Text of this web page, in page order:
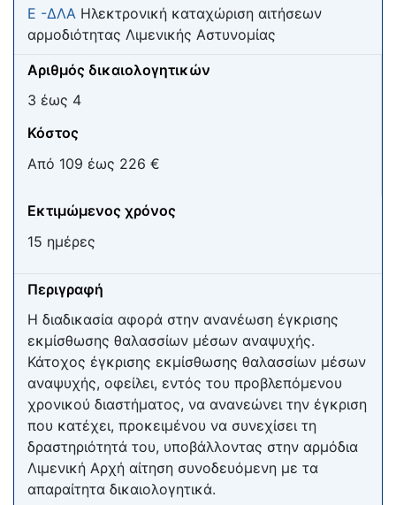
Ε -ΔΛΑ Ηλεκτρονική καταχώριση αιτήσεων
αρμοδιότητας Λιμενικής Αστυνομίας
Αριθμός δικαιολογητικών
3 έως 4
Κόστος
Από 109 έως 226 €
Εκτιμώμενος χρόνος
15 ημέρες
Περιγραφή
Η διαδικασία αφορά στην ανανέωση έγκρισης
εκμίσθωσης θαλασσίων μέσων αναψυχής.
Κάτοχος έγκρισης εκμίσθωσης θαλασσίων μέσων
αναψυχής, οφείλει, εντός του προβλεπόμενου
χρονικού διαστήματος, να ανανεώνει την έγκριση
που κατέχει, προκειμένου να συνεχίσει τη
δραστηριότητά του, υποβάλλοντας στην αρμόδια
Λιμενική Αρχή αίτηση συνοδευόμενη με τα
απαραίτητα δικαιολογητικά.